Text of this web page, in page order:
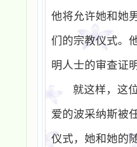
他将允许她和她
们的宗教仪式。
明人士的审查证
就这样，这
爱的波采纳斯被
仪式，她和她的